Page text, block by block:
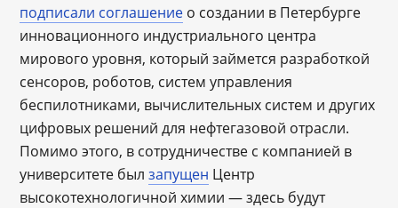
подписали соглашение о создании в Петербурге
инновационного индустриального центра
мирового уровня, который займется разработкой
сенсоров, роботов, систем управления
беспилотниками, вычислительных систем и других
цифровых решений для нефтегазовой отрасли.
Помимо этого, в сотрудничестве с компанией в
университете былзапущен Центр
высокотехнологичной химии ― здесь будут